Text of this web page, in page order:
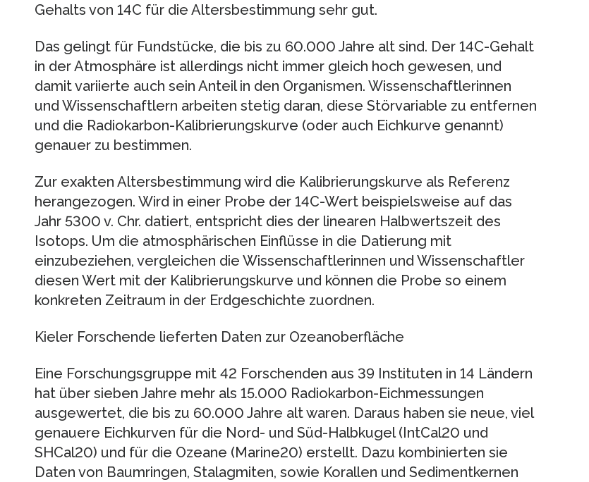
Gehalts von 14C für die Altersbestimmung sehr gut.
Das gelingt für Fundstücke, die bis zu 60.000 Jahre alt sind. Der 14C-Gehalt
in der Atmosphäre ist allerdings nicht immer gleich hoch gewesen, und
damit variierte auch sein Anteil in den Organismen. Wissenschaftlerinnen
und Wissenschaftlern arbeiten stetig daran, diese Störvariable zu entfernen
und die Radiokarbon-Kalibrierungskurve (oder auch Eichkurve genannt)
genauer zu bestimmen.
Zur exakten Altersbestimmung wird die Kalibrierungskurve als Referenz
herangezogen. Wird in einer Probe der 14C-Wert beispielsweise auf das
Jahr 5300 v. Chr. datiert, entspricht dies der linearen Halbwertszeit des
Isotops. Um die atmosphärischen Einflüsse in die Datierung mit
einzubeziehen, vergleichen die Wissenschaftlerinnen und Wissenschaftler
diesen Wert mit der Kalibrierungskurve und können die Probe so einem
konkreten Zeitraum in der Erdgeschichte zuordnen.
Kieler Forschende lieferten Daten zur Ozeanoberfläche
Eine Forschungsgruppe mit 42 Forschenden aus 39 Instituten in 14 Ländern
hat über sieben Jahre mehr als 15.000 Radiokarbon-Eichmessungen
ausgewertet, die bis zu 60.000 Jahre alt waren. Daraus haben sie neue, viel
genauere Eichkurven für die Nord- und Süd-Halbkugel (IntCal20 und
SHCal20) und für die Ozeane (Marine20) erstellt. Dazu kombinierten sie
Daten von Baumringen, Stalagmiten, sowie Korallen und Sedimentkernen